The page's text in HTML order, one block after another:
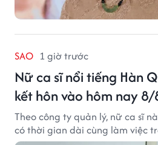
SAO 1 giờ trước
Nữ ca sĩ nổi tiếng Hàn
kết hôn vào hôm nay 8/
Theo công ty quản lý, nữ ca sĩ
có thời gian dài cùng làm việc